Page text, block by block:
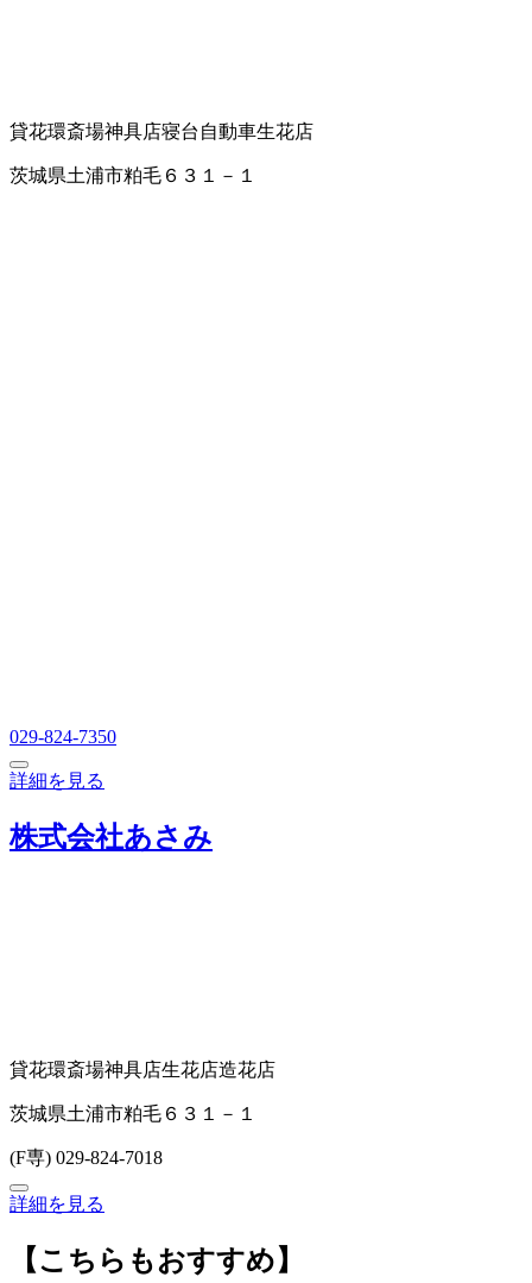
貸花環斎場神具店寝台自動車生花店
茨城県土浦市粕毛６３１－１
029-824-7350
詳細を見る
株式会社あさみ
貸花環斎場神具店生花店造花店
茨城県土浦市粕毛６３１－１
(F専) 029-824-7018
詳細を見る
【こちらもおすすめ】